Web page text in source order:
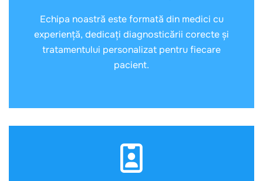
Echipa noastră este formată din medici cu
experiență, dedicați diagnosticării corecte și
tratamentului personalizat pentru fiecare
pacient.